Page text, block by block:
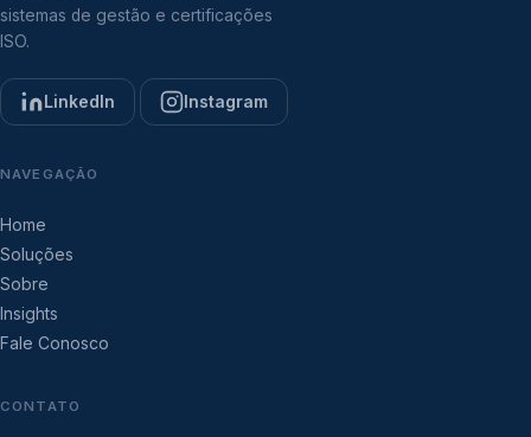
sistemas de gestão e certificações
ISO.
LinkedIn Instagram
NAVEGAÇÃO
Home
Soluções
Sobre
Insights
Fale Conosco
CONTATO